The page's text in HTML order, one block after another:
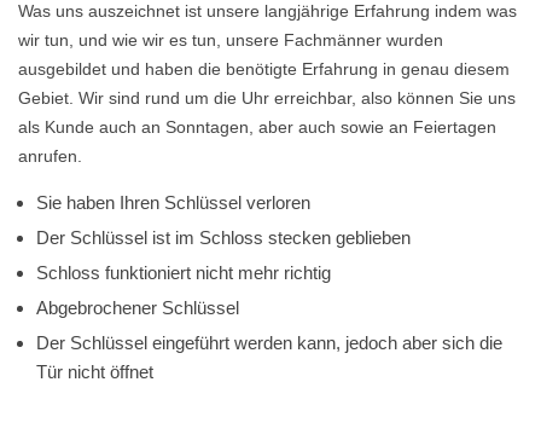
Was uns auszeichnet ist unsere langjährige Erfahrung indem was
wir tun, und wie wir es tun, unsere Fachmänner wurden
ausgebildet und haben die benötigte Erfahrung in genau diesem
Gebiet. Wir sind rund um die Uhr erreichbar, also können Sie uns
als Kunde auch an Sonntagen, aber auch sowie an Feiertagen
anrufen.
Sie haben Ihren Schlüssel verloren
Der Schlüssel ist im Schloss stecken geblieben
Schloss funktioniert nicht mehr richtig
Abgebrochener Schlüssel
Der Schlüssel eingeführt werden kann, jedoch aber sich die
Tür nicht öffnet